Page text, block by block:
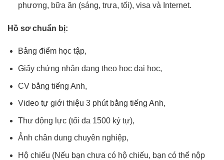
phương, bữa ăn (sáng, trưa, tối), visa và Internet.
Hồ sơ chuẩn bị:
Bảng điểm học tập,
Giấy chứng nhận đang theo học đại học,
CV bằng tiếng Anh,
Video tự giới thiệu 3 phút bằng tiếng Anh,
Thư động lực (tối đa 1500 ký tự),
Ảnh chân dung chuyên nghiệp,
Hộ chiếu (Nếu bạn chưa có hộ chiếu, bạn có thể nộp